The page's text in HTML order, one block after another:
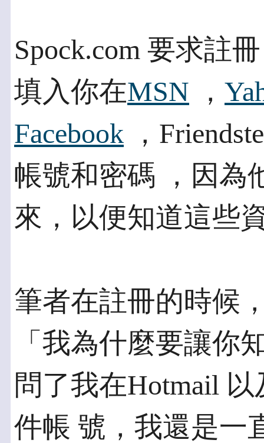
Spock.com 要求註
填入你在MSN ，
Facebook ，
帳號和密碼 ，因為
來，以便知道這些
筆者在註冊的時候
「我為什麼要讓你
問了我在Hotmail
件帳 號，我還是一